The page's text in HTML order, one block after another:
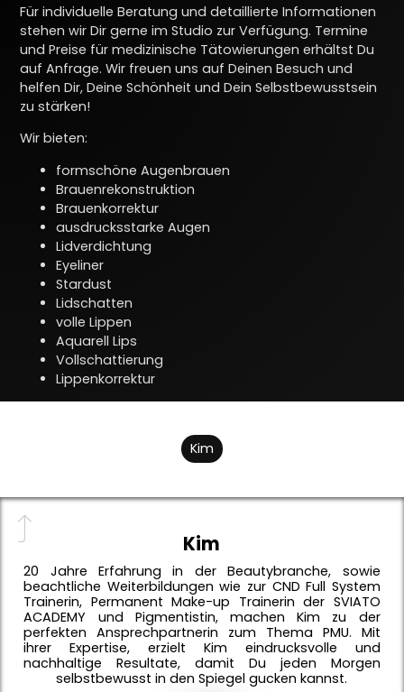
Für individuelle Beratung und detaillierte Informationen
stehen wir Dir gerne im Studio zur Verfügung. Termine
und Preise für medizinische Tätowierungen erhältst Du
auf Anfrage. Wir freuen uns auf Deinen Besuch und
helfen Dir, Deine Schönheit und Dein Selbstbewusstsein
zu stärken!
Wir bieten:
formschöne Augenbrauen
Brauenrekonstruktion
Brauenkorrektur
ausdrucksstarke Augen
Lidverdichtung
Eyeliner
Stardust
Lidschatten
volle Lippen
Aquarell Lips
Vollschattierung
Lippenkorrektur
Kim
^
Kim
20 Jahre Erfahrung in der Beautybranche, sowie
beachtliche Weiterbildungen wie zur CND Full System
Trainerin, Permanent Make-up Trainerin der SVIATO
ACADEMY und Pigmentistin, machen Kim zu der
perfekten Ansprechpartnerin zum Thema PMU. Mit
ihrer Expertise, erzielt Kim eindrucksvolle und
nachhaltige Resultate, damit Du jeden Morgen
selbstbewusst in den Spiegel gucken kannst.